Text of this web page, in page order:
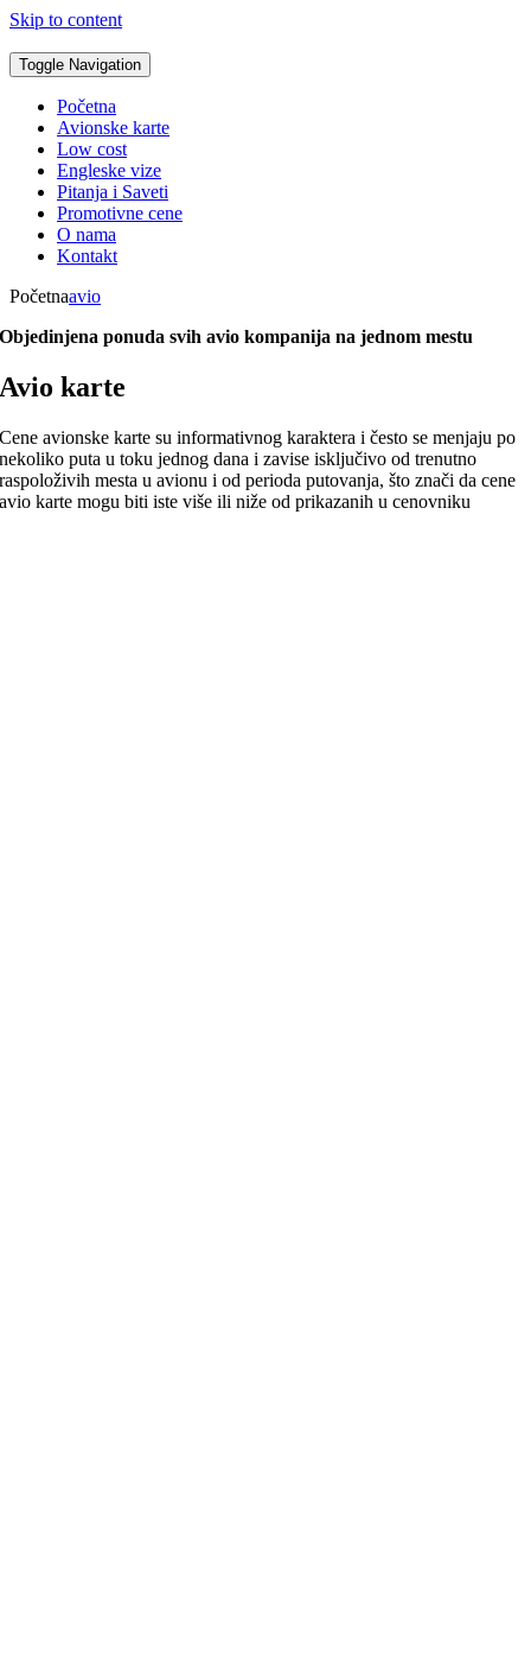
Skip to content
Toggle Navigation
Početna
Avionske karte
Low cost
Engleske vize
Pitanja i Saveti
Promotivne cene
O nama
Kontakt
Početnaavio
Objedinjena ponuda svih avio kompanija na jednom mestu
Avio karte
Cene avionske karte su informativnog karaktera i često se menjaju po
nekoliko puta u toku jednog dana i zavise isključivo od trenutno
raspoloživih mesta u avionu i od perioda putovanja, što znači da cene
avio karte mogu biti iste više ili niže od prikazanih u cenovniku